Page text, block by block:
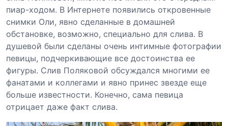
пиар-ходом. В Интернете появились откровенные
снимки Оли, явно сделанные в домашней
обстановке, возможно, специально для слива. В
душевой были сделаны очень интимные фотографии
певицы, подчеркивающие все достоинства ее
фигуры. Слив Поляковой обсуждался многими ее
фанатами и коллегами и явно принес звезде еще
больше известности. Конечно, сама певица
отрицает даже факт слива.